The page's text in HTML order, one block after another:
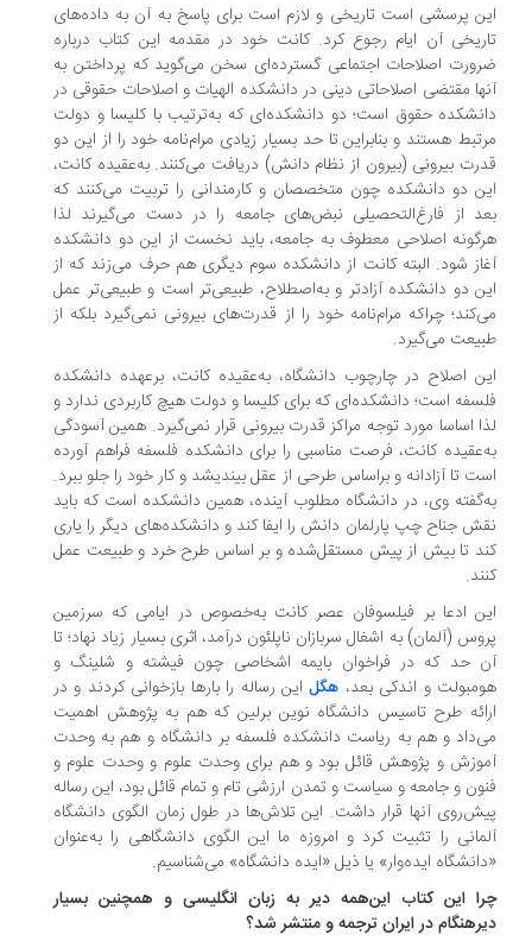
پرسشی است تاریخی و لازم است برای پاسخ به آن به داده‌های
آن ایام رجوع کرد. کانت خود در مقدمه این کتاب درباره
اصلاحات اجتماعی گسترده‌ای سخن می‌گوید که پرداختن به
مقتضی اصلاحاتی دینی در دانشکده الهیات و اصلاحات حقوقی در
حقوق است؛ دو دانشکده‌ای که به‌ترتیب با کلیسا و دولت
هستند و بنابراین تا حد بسیار زیادی مرام‌نامه خود را از این دو
بیرونی (بیرون از نظام دانش) دریافت می‌کنند. به‌عقیده کانت،
دو دانشکده چون متخصصان و کارمندانی را تربیت می‌کنند که
از فارغ‌التحصیلی نبض‌های جامعه را در دست می‌گیرند لذا
اصلاحی معطوف به جامعه، باید نخست از این دو دانشکده
شود. البته کانت از دانشکده سوم دیگری هم حرف می‌زند که از
دو دانشکده آزادتر و به‌اصطلاح، طبیعی‌تر است و طبیعی‌تر عمل
چراکه مرام‌نامه خود را از قدرت‌های بیرونی نمی‌گیرد بلکه از
می‌گیرد.
اصلاح در چارچوب دانشگاه، به‌عقیده کانت، برعهده دانشکده
است؛ دانشکده‌ای که برای کلیسا و دولت هیچ کاربردی ندارد و
اساسا مورد توجه مراکز قدرت بیرونی قرار نمی‌گیرد. همین آسودگی
کانت، فرصت مناسبی را برای دانشکده فلسفه فراهم آورده
تا آزادانه و براساس طرحی از عقل بیندیشد و کار خود را جلو ببرد.
به‎‌‌گفته وی، در دانشگاه مطلوب آینده، همین دانشکده است که باید
جناح چپ پارلمان دانش را ایفا کند و دانشکده‌های دیگر را یاری
تا بیش از پیش مستقل‌شده و بر اساس طرح خرد و طبیعت عمل
ادعا بر فیلسوفان عصر کانت به‌خصوص در ایامی که سرزمین
(آلمان) به اشغال سربازان ناپلئون درآمد، اثری بسیار زیاد نهاد؛ تا
حد که در فراخوان بایمه اشخاصی چون فیشته و شلینگ و
و اندکی بعد،هگل این رساله را بارها بازخوانی کردند و در
طرح تاسیس دانشگاه نوین برلین که هم به پژوهش اهمیت
و هم به ریاست دانشکده فلسفه بر دانشگاه و هم به وحدت
و پژوهش قائل بود و هم برای وحدت علوم و وحدت علوم و
و جامعه و سیاست و تمدن ارزشی تام و تمام قائل بود، این رساله
آنها قرار داشت. این تلاش‌ها در طول زمان الگوی دانشگاه
را تثبیت کرد و امروزه ما این الگوی دانشگاهی را به‌عنوان
ایده‌وار» یا ذیل «ایده دانشگاه» می‌شناسیم.
این کتاب این‌همه دیر به زبان انگلیسی و همچنین بسیار
در ایران ترجمه و منتشر شد؟